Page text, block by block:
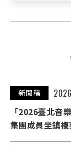
新聞稿
「2026臺北音
集團成員坐鎮